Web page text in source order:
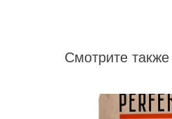
Смотрите также